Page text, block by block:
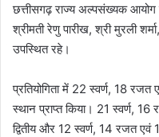
छत्तीसगढ़ राज्य अल्पसंख्यक आयोग
श्रीमती रेणु पारीख, श्री मुरली
उपस्थित रहे।
प्रतियोगिता में 22 स्वर्ण, 18
स्थान प्राप्त किया। 21 स्वर्ण,
द्वितीय और 12 स्वर्ण, 14 रजत